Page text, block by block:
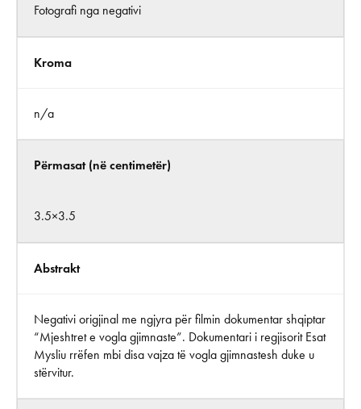
Fotografi nga negativi
Kroma
n/a
Përmasat (në centimetër)
3.5×3.5
Abstrakt
Negativi origjinal me ngjyra për filmin dokumentar shqiptar
“Mjeshtret e vogla gjimnaste”. Dokumentari i regjisorit Esat
Mysliu rrëfen mbi disa vajza të vogla gjimnastesh duke u
stërvitur.